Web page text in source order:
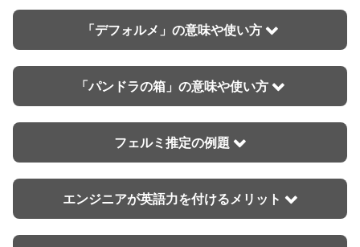
フォトシルクプラス
名古屋、福岡
二重整形
静岡
AGAの治療
渋谷、銀座、神戸、札幌
目の下のたるみやクマ
関東一円
ケミカルピーリング
横浜、大阪(2編)、名古屋(2編)
ダーマペン
柏、立川
豊胸
「デフォルメ」の意味や使い方
「パンドラの箱」の意味や使い方
フェルミ推定の例題
エンジニアが英語力を付けるメリット